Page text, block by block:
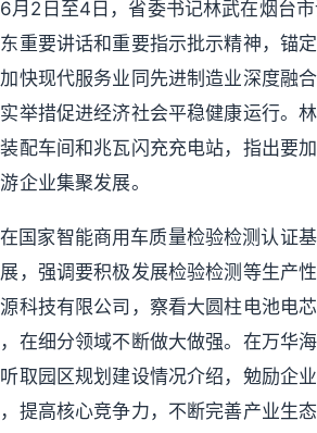
6月2日至4日，省委书记林武在烟台
重要讲话和重要指示批示精神，锚
快现代服务业同先进制造业深度融
举措促进经济社会平稳健康运行。
配车间和兆瓦闪充充电站，指出要
企业集聚发展。
在国家智能商用车质量检验检测认证
，强调要积极发展检验检测等生产
科技有限公司，察看大圆柱电池电
在细分领域不断做大做强。在万华
取园区规划建设情况介绍，勉励企
提高核心竞争力，不断完善产业生态